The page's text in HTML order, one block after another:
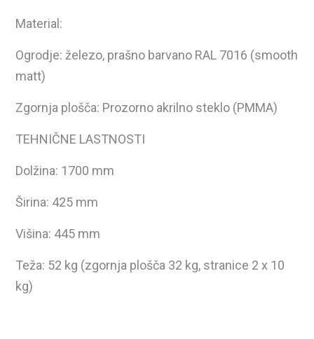
Material:
Ogrodje: železo, prašno barvano RAL 7016 (smooth
matt)
Zgornja plošča: Prozorno akrilno steklo (PMMA)
TEHNIČNE LASTNOSTI
Dolžina: 1700 mm
Širina: 425 mm
Višina: 445 mm
Teža: 52 kg (zgornja plošča 32 kg, stranice 2 x 10
kg)